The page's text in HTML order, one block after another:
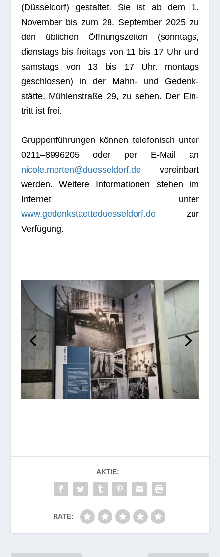
(Düs­sel­dorf) gestal­tet. Sie ist ab dem 1.
Novem­ber bis zum 28. Sep­tem­ber 2025 zu
den übli­chen Öff­nungs­zei­ten (sonn­tags,
diens­tags bis frei­tags von 11 bis 17 Uhr und
sams­tags von 13 bis 17 Uhr, mon­tags
geschlos­sen) in der Mahn- und Gedenk­
stätte, Müh­len­straße 29, zu sehen. Der Ein­
tritt ist frei.
Grup­pen­füh­run­gen kön­nen tele­fo­nisch unter
0211–8996205 oder per E‑Mail an
nicole.merten@duesseldorf.dever­ein­bart
wer­den. Wei­tere Infor­ma­tio­nen ste­hen im
Inter­net unter
www.gedenkstaetteduesseldorf.dezur
Verfügung.
AKTIE:
RATE: